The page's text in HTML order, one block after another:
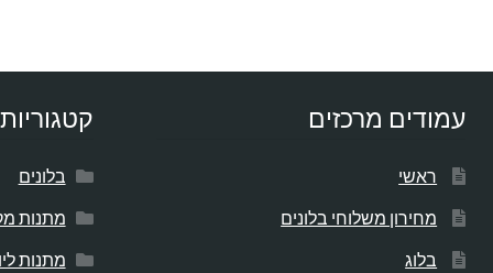
עמודים מרכזים
ראשי
מחירון משלוחי בלונים
בלוג
בלונים
מתנות
מתנות